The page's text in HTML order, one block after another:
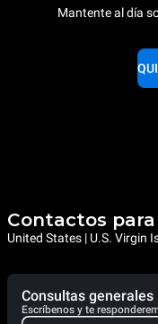
Mantente al día
Contactos para
United States | U.S. Virgin
Consultas generales
Escríbenos y te